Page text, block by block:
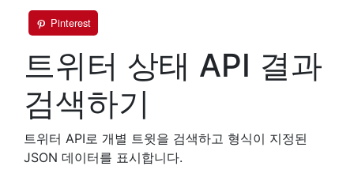
Pinterest
트위터 상태 API 결과
검색하기
트위터 API로 개별 트윗을 검색하고 형식이 지정된
JSON 데이터를 표시합니다.